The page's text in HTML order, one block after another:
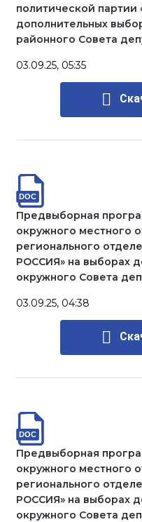
политической
дополнительных
районного Совета
03.09.25, 05:35
Предвыборная
окружного местного
регионального
РОССИЯ» на выборах
окружного Совета
03.09.25, 04:38
Предвыборная
окружного местного
регионального
РОССИЯ» на выборах
окружного Совета